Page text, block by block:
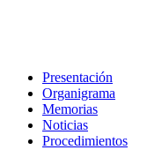
Presentación
Organigrama
Memorias
Noticias
Procedimientos